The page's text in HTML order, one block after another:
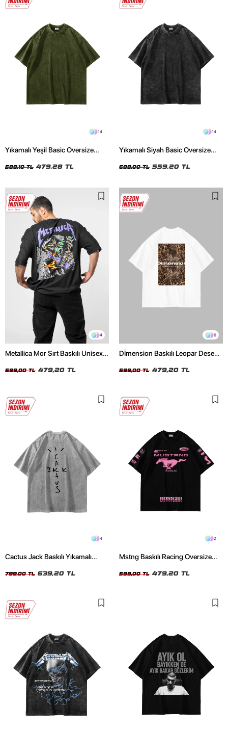
14
Yıkamalı Yeşil Basic Oversize
599,10 TL 479,28 TL
14
Yıkamalı Siyah Basic Oversize
699,00 TL 559,20 TL
4
Metallica Mor Sırt Baskılı Unisex
599,00 TL 479,20 TL
6
Dİmension Baskılı Leopar Desenli
Tshirt
599,00 TL 479,20 TL
4
Cactus Jack Baskılı Yıkamalı
799,00 TL 639,20 TL
2
Mstng Baskılı Racing Oversize
599,00 TL 479,20 TL